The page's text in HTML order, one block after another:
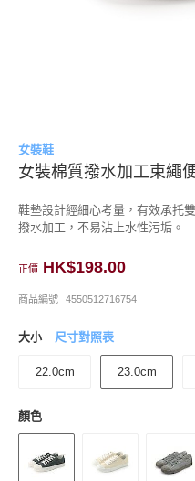
女裝鞋
女裝棉質撥水加工束繩
鞋墊設計經細心考量，有效承托
撥水加工，不易沾上水性污垢。
正價 HK$198.00
商品編號 4550512716754
大小 尺寸對照表
22.0cm 23.0cm
顏色